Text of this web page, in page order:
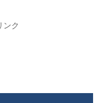
ンク